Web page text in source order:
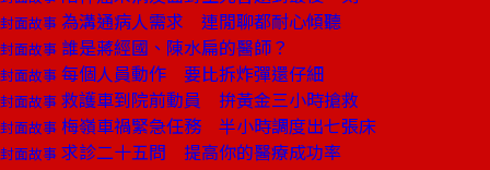
封面故事 為溝通病人需求 連閒聊都耐心傾聽
封面故事 誰是蔣經國、陳水扁的醫師？
封面故事 每個人員動作 要比拆炸彈還仔細
封面故事 救護車到院前動員 拚黃金三小時搶救
封面故事 梅嶺車禍緊急任務 半小時調度出七張床
封面故事 求診二十五問 提高你的醫療成功率